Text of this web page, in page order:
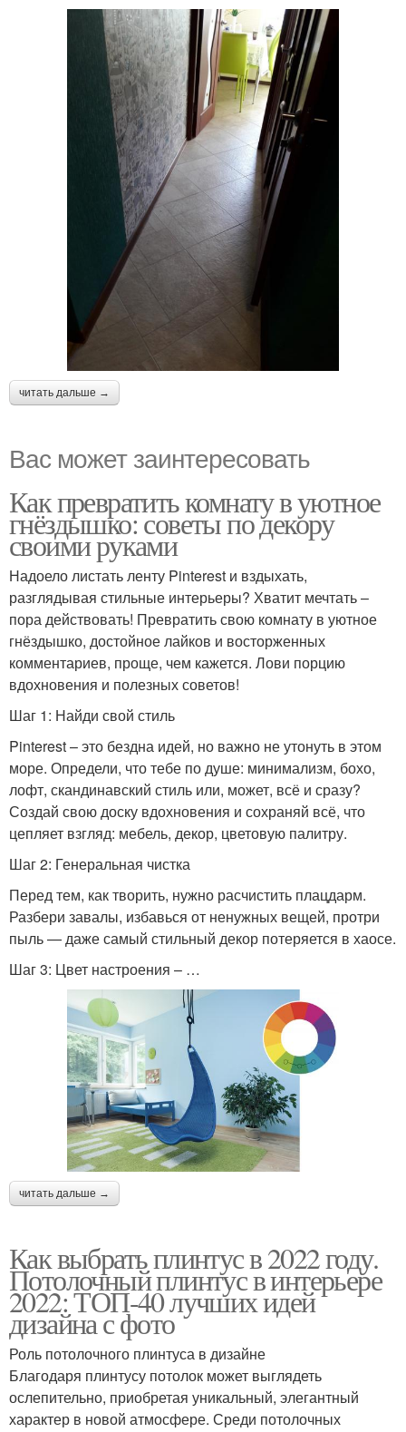
читать дальше →
Вас может заинтересовать
Как превратить комнату в уютное
гнёздышко: советы по декору
своими руками
Надоело листать ленту Pinterest и вздыхать,
разглядывая стильные интерьеры? Хватит мечтать –
пора действовать! Превратить свою комнату в уютное
гнёздышко, достойное лайков и восторженных
комментариев, проще, чем кажется. Лови порцию
вдохновения и полезных советов!
Шаг 1: Найди свой стиль
Pinterest – это бездна идей, но важно не утонуть в этом
море. Определи, что тебе по душе: минимализм, бохо,
лофт, скандинавский стиль или, может, всё и сразу?
Создай свою доску вдохновения и сохраняй всё, что
цепляет взгляд: мебель, декор, цветовую палитру.
Шаг 2: Генеральная чистка
Перед тем, как творить, нужно расчистить плацдарм.
Разбери завалы, избавься от ненужных вещей, протри
пыль — даже самый стильный декор потеряется в хаосе.
Шаг 3: Цвет настроения – …
читать дальше →
Как выбрать плинтус в 2022 году.
Потолочный плинтус в интерьере
2022: ТОП-40 лучших идей
дизайна с фото
Роль потолочного плинтуса в дизайне
Благодаря плинтусу потолок может выглядеть
ослепительно, приобретая уникальный, элегантный
характер в новой атмосфере. Среди потолочных